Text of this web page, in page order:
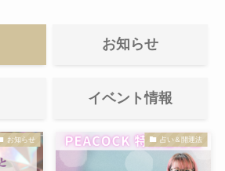
お知らせ
イベント情報
お知らせ 占い＆開運法